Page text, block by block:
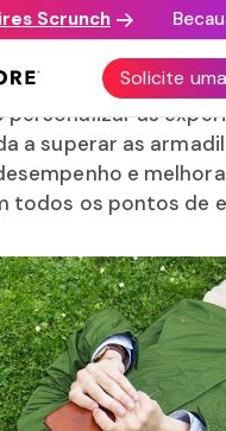
Scrunch
Solicite
de Conteúdos
personalizar as
a superar as
e
todos os pontos de